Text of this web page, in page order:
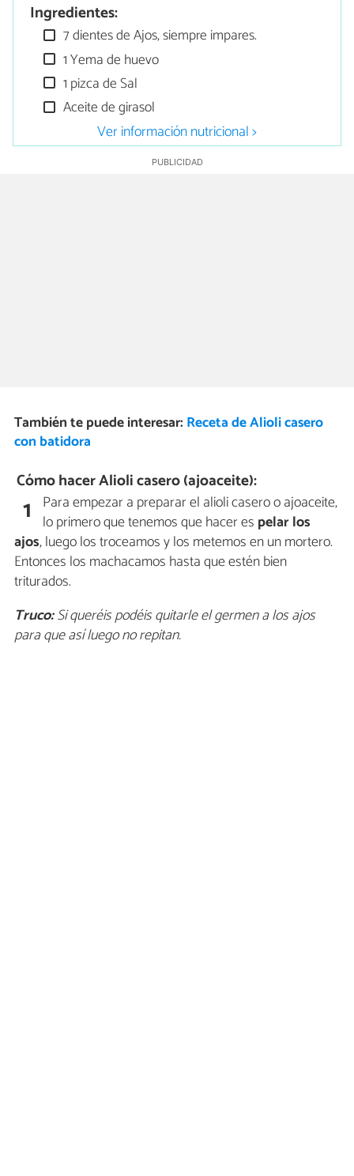
Ingredientes:
7 dientes de Ajos, siempre impares.
1 Yema de huevo
1 pizca de Sal
Aceite de girasol
Ver información nutricional >
También te puede interesar: Receta de Alioli casero
con batidora
Cómo hacer Alioli casero (ajoaceite):
1 Para empezar a preparar el alioli casero o ajoaceite,
lo primero que tenemos que hacer es pelar los
ajos, luego los troceamos y los metemos en un mortero.
Entonces los machacamos hasta que estén bien
triturados.
Truco:Si queréis podéis quitarle el germen a los ajos
para que así luego no repitan.